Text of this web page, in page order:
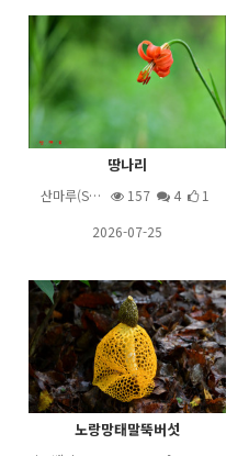
땅나리
산마루(S… 157 4
1
2026-07-25
노랑망태말뚝버섯